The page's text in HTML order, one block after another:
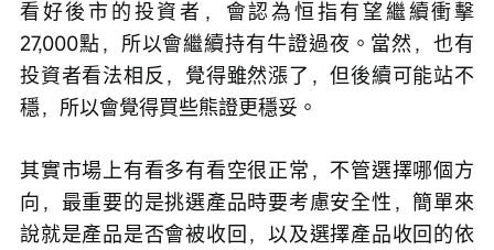
看好後市的投資者，會認為恒指有望繼續衝擊
27,000點，所以會繼續持有牛證過夜。當然，也有
投資者看法相反，覺得雖然漲了，但後續可能站不
穩，所以會覺得買些熊證更穩妥。
其實市場上有看多有看空很正常，不管選擇哪個方
向，最重要的是挑選產品時要考慮安全性，簡單來
說就是產品是否會被收回，以及選擇產品收回的依